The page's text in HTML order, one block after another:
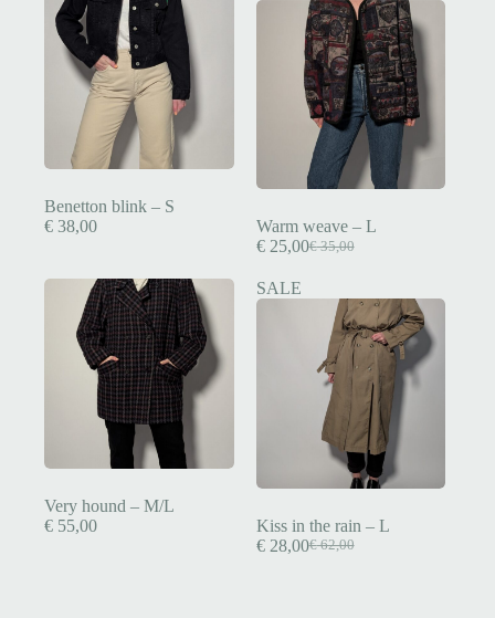
Benetton blink – S
€ 38,00 Warm weave – L
€35,00
€25,00
Very hound – M/L
€ 55,00
SALE
Kiss in the rain – L
€62,00
€28,00